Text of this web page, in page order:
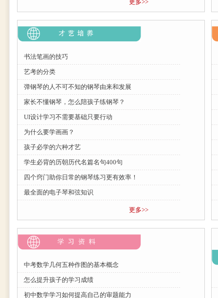
更多>>
书法笔画的技巧
艺考的分类
弹钢琴的人不可不知的钢琴由来和发展
家长不懂钢琴，怎么陪孩子练钢琴？
UI设计学习不需要基础只要行动
为什么要学画画？
孩子必学的六种才艺
学生必背的历朝历代名篇名句400句
四个窍门助你日常的钢琴练习更有效率！
最全面的电子琴和弦知识
更多>>
中考数学几何五种作图的基本概念
怎么提升孩子的学习成绩
初中数学学习如何提高自己的审题能力